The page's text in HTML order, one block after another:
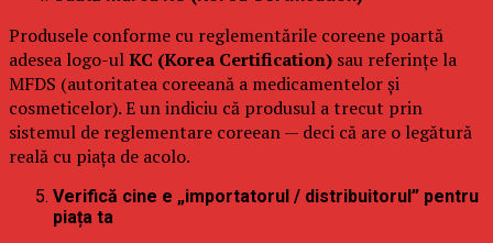
Produsele conforme cu reglementările coreene poartă
adesea logo-ulKC (Korea Certification) sau referințe la
MFDS (autoritatea coreeană a medicamentelor și
cosmeticelor). E un indiciu că produsul a trecut prin
sistemul de reglementare coreean — deci că are o legătură
reală cu piața de acolo.
Verifică cine e „importatorul / distribuitorul” pentru
piața ta